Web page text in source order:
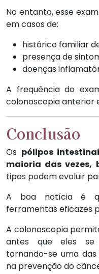
No entanto, esse
em casos de:
histórico familiar
presença de
doenças
A frequência do
colonoscopia anterior
Conclusão
Os pólipos
maioria das vezes,
tipos podem evoluir
A boa notícia é
ferramentas eficazes
A colonoscopia
antes que eles se
tornando-se uma
na prevenção do